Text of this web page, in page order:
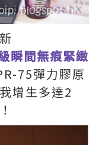
間無痕緊緻
75彈力膠原
增生多達2